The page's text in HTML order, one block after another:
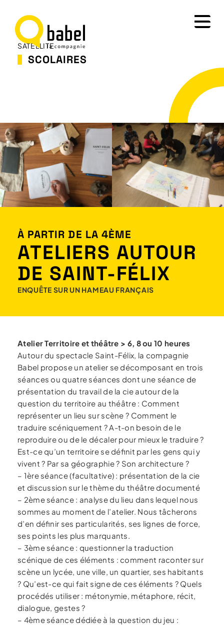
SATELLITE
SCOLAIRES
À PARTIR DE LA 4ÈME
ATELIERS AUTOUR
DE SAINT-FÉLIX
ENQUÊTE SUR UN HAMEAU FRANÇAIS
Atelier Territoire et théâtre > 6, 8 ou 10 heures
Autour du spectacle Saint-Félix, la compagnie
Babel propose un atelier se décomposant en trois
séances ou quatre séances dont une séance de
présentation du travail de la cie autour de la
question du territoire au théâtre : Comment
représenter un lieu sur scène ? Comment le
traduire scéniquement ? A-t-on besoin de le
reproduire ou de le décaler pour mieux le traduire ?
Est-ce qu’un territoire se définit par les gens qui y
vivent ? Par sa géographie ? Son architecture ?
– 1ère séance (facultative) : présentation de la cie
et discussion sur le thème du théâtre documenté
– 2ème séance : analyse du lieu dans lequel nous
sommes au moment de l’atelier. Nous tâcherons
d’en définir ses particularités, ses lignes de force,
ses points les plus marquants.
– 3ème séance : questionner la traduction
scénique de ces éléments : comment raconter sur
scène un lycée, une ville, un quartier, ses habitants
? Qu’est-ce qui fait signe de ces éléments ? Quels
procédés utiliser : métonymie, métaphore, récit,
dialogue, gestes ?
– 4ème séance dédiée à la question du jeu :